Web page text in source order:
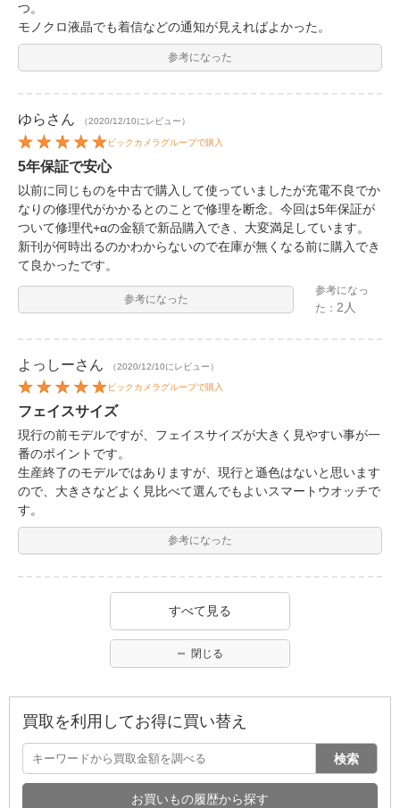
つ。
モノクロ液晶でも着信などの通知が見えればよかった。
参考になった
ゆら さん （2020/12/10にレビュー）
ビックカメラグループで購入
5年保証で安心
以前に同じものを中古で購入して使っていましたが充電不良でか
なりの修理代がかかるとのことで修理を断念。今回は5年保証が
ついて修理代+αの金額で新品購入でき、大変満足しています。
新刊が何時出るのかわからないので在庫が無くなる前に購入でき
て良かったです。
参考になった
参考になっ
た： 2人
よっしーさん （2020/12/10にレビュー）
ビックカメラグループで購入
フェイスサイズ
現行の前モデルですが、フェイスサイズが大きく見やすい事が一
番のポイントです。
生産終了のモデルではありますが、現行と遜色はないと思います
ので、大きさなどよく見比べて選んでもよいスマートウオッチで
す。
参考になった
すべて見る
閉じる
買取を利用してお得に買い替え
検索
お買いもの履歴から探す